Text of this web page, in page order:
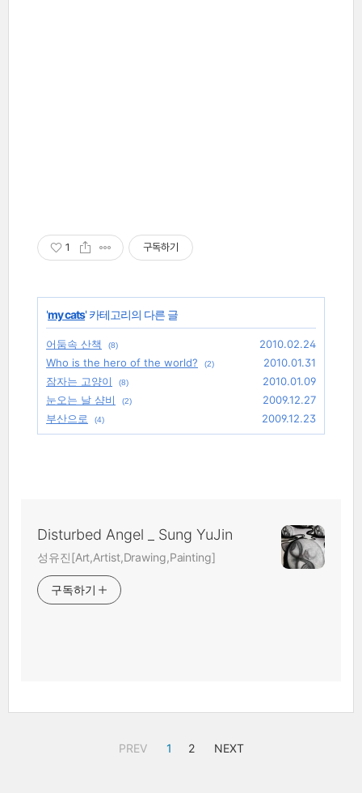
1 구독하기
'my cats' 카테고리의 다른 글
어둠속 산책 (8)
2010.02.24
Who is the hero of the world?
(2)
2010.01.31
잠자는 고양이
(8)
2010.01.09
눈오는 날 샴비
(2)
2009.12.27
부산으로
(4) 2009.12.23
Disturbed Angel _ Sung YuJin
성유진[Art,Artist,Drawing,Painting]
구독하기
PREV 1 2 NEXT